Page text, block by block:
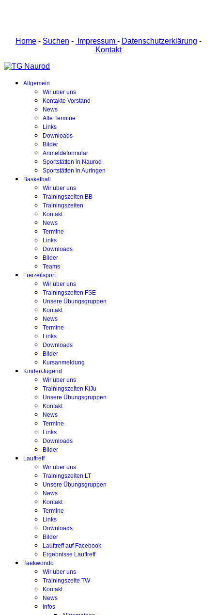
Home - Suchen - Impressum - Datenschutzerklärung -
Kontakt
Allgemein
Wir über uns
Kontakte Vorstand
News
Alle Termine
Links
Downloads
Bilder
Anmeldeformular
Sportstätten in Naurod
Sportstätten in Auringen
Basketball
Wir über uns
Trainingszeiten BB
Trainingszeiten
Kontakt
News
Termine
Links
Downloads
Bilder
Teams
Freizeitsport
Wir über uns
Trainingszeiten FSE
Unsere Übungsgruppen
Kontakt
News
Termine
Links
Downloads
Bilder
Kursanmeldung
Kinder/Jugend
Wir über uns
Trainingszeiten KiJu
Unsere Übungsgruppen
Kontakt
News
Termine
Links
Downloads
Bilder
Lauftreff
Wir über uns
Trainingszeiten LT
Unsere Übungsgruppen
News
Kontakt
Termine
Links
Downloads
Bilder
Lauftreff auf Facebook
Ergebnisse Lauftreff
Taekwondo
Wir über uns
Trainingszeite TW
Kontakt
News
Infos